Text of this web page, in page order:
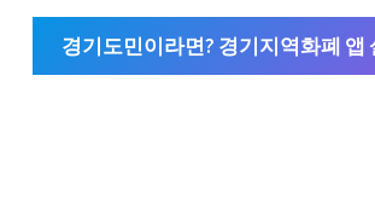
경기도민이라면? 경기지역화폐 앱